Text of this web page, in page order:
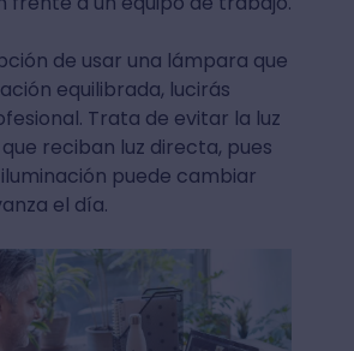
de usar una lámpara que
equilibrada, lucirás
Trata de evitar la luz
reciban luz directa, pues
puede cambiar
el día.